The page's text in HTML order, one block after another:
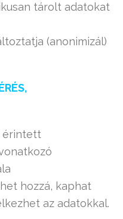
tárolt adatokat
(anonimizál)
érintett
hozzá, kaphat
az adatokkal.